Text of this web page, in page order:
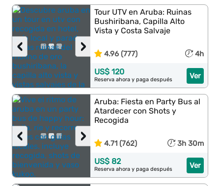
›
‹
Tour UTV en Aruba: Ruinas
Bushiribana, Capilla Alto
Vista y Costa Salvaje
4.96 (777) 4h
Ver
US$ 120
Reserva ahora y paga después
›
‹
Aruba: Fiesta en Party Bus al
Atardecer con Shots y
Recogida
4.71 (762) 3h 30m
Ver
US$ 82
Reserva ahora y paga después